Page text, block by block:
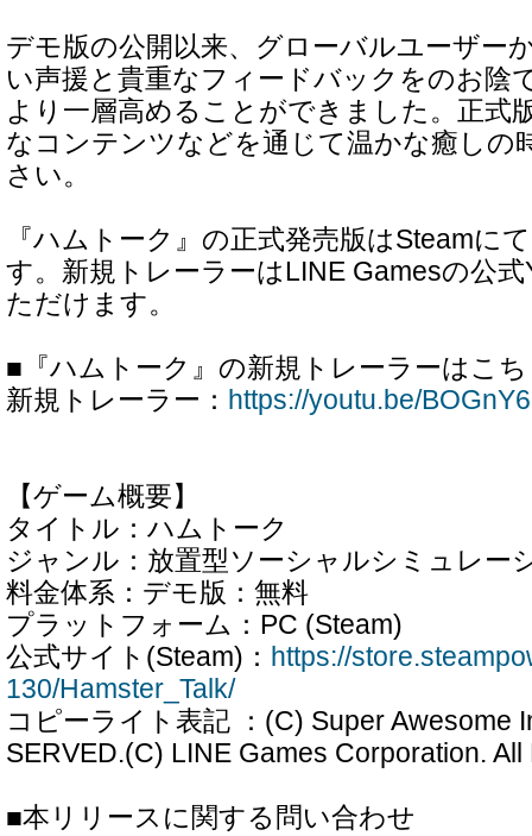
デモ版の公開以来、グローバルユーザー
い声援と貴重なフィードバックをのお陰
より一層高めることができました。正式
なコンテンツなどを通じて温かな癒しの
さい。
『ハムトーク』の正式発売版はSteamに
す。新規トレーラーはLINE Gamesの公
ただけます。
■『ハムトーク』の新規トレーラーはこち
新規トレーラー： https://youtu.be/
【ゲーム概要】
タイトル：ハムトーク
ジャンル：放置型ソーシャルシミュレー
料金体系：デモ版：無料
プラットフォーム：PC (Steam)
公式サイト(Steam)： https://
130/Hamster_Talk/
コピーライト表記 ：(C) Super Awesome
SERVED.(C) LINE Games Corporation.
■本リリースに関する問い合わせ